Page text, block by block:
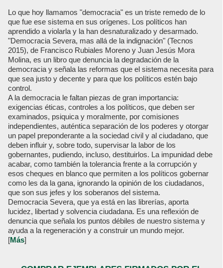
Lo que hoy llamamos "democracia" es un triste remedo de lo
que fue ese sistema en sus orígenes. Los políticos han
aprendido a violarla y la han desnaturalizado y desarmado.
"Democracia Severa, mas allá de la indignación" (Tecnos
2015), de Francisco Rubiales Moreno y Juan Jesús Mora
Molina, es un libro que denuncia la degradación de la
democracia y señala las reformas que el sistema necesita para
que sea justo y decente y para que los políticos estén bajo
control.
A la democracia le faltan piezas de gran importancia:
exigencias éticas, controles a los políticos, que deben ser
examinados, psiquica y moralmente, por comisiones
independientes, auténtica separación de los poderes y otorgar
un papel preponderante a la sociedad civil y al ciudadano, que
deben influir y, sobre todo, supervisar la labor de los
gobernantes, pudiendo, incluso, destituirlos. La impunidad debe
acabar, como también la tolerancia frente a la corrupción y
esos cheques en blanco que permiten a los políticos gobernar
como les da la gana, ignorando la opinión de los ciudadanos,
que son sus jefes y los soberanos del sistema.
Democracia Severa, que ya está en las librerías, aporta
lucidez, libertad y solvencia ciudadana. Es una reflexión de
denuncia que señala los puntos débiles de nuestro sistema y
ayuda a la regeneración y a construir un mundo mejor.
[Más]